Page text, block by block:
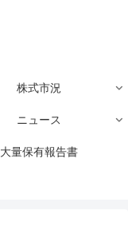
株式市況
ニュース
大量保有報告書